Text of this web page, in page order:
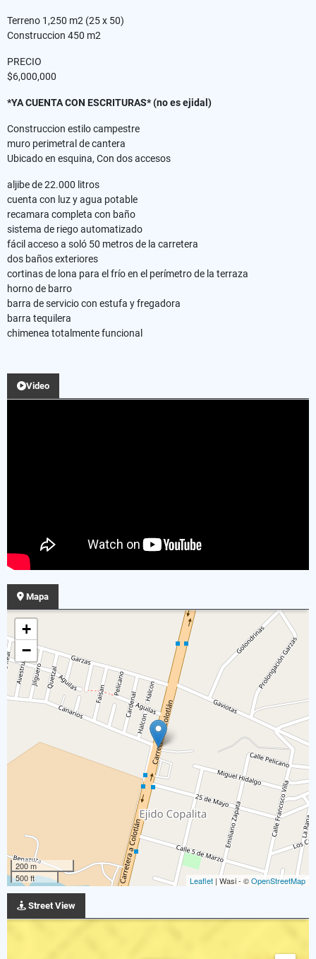
Terreno 1,250 m2 (25 x 50)
Construccion 450 m2
PRECIO
$6,000,000
*YA CUENTA CON ESCRITURAS* (no es ejidal)
Construccion estilo campestre
muro perimetral de cantera
Ubicado en esquina, Con dos accesos
aljibe de 22.000 litros
cuenta con luz y agua potable
recamara completa con baño
sistema de riego automatizado
fácil acceso a soló 50 metros de la carretera
dos baños exteriores
cortinas de lona para el frío en el perímetro de la terraza
horno de barro
barra de servicio con estufa y fregadora
barra tequilera
chimenea totalmente funcional
Video
Mapa
+
−
200 m
500 ft
Leaflet | Wasi - ©OpenStreetMap
Street View